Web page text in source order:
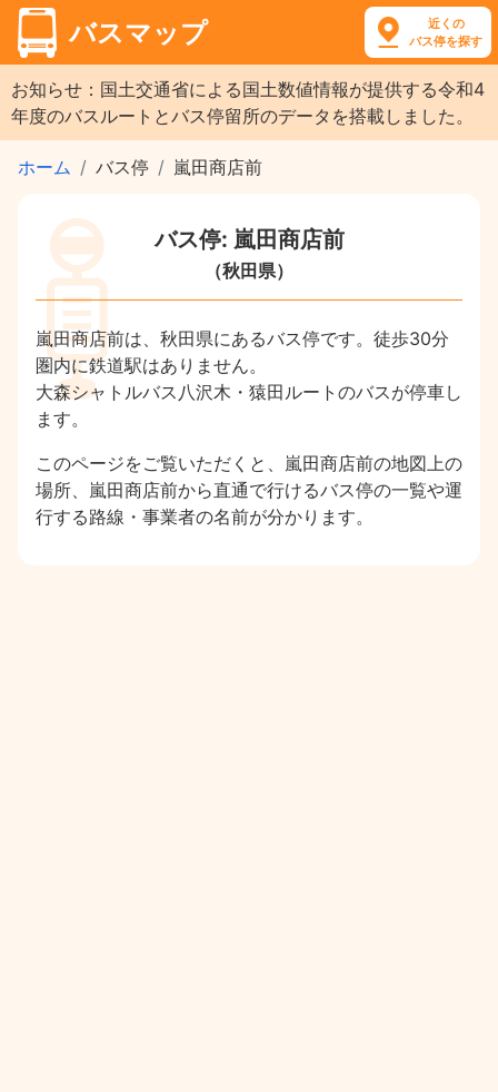
バスマップ
近くの
バス停を探す
お知らせ：国土交通省による国土数値情報が提供する令和4
年度のバスルートとバス停留所のデータを搭載しました。
ホーム バス停 嵐田商店前
バス停: 嵐田商店前
（秋田県）
嵐田商店前は、秋田県にあるバス停です。徒歩30分
圏内に鉄道駅はありません。
大森シャトルバス八沢木・猿田ルートのバスが停車し
ます。
このページをご覧いただくと、嵐田商店前の地図上の
場所、嵐田商店前から直通で行けるバス停の一覧や運
行する路線・事業者の名前が分かります。